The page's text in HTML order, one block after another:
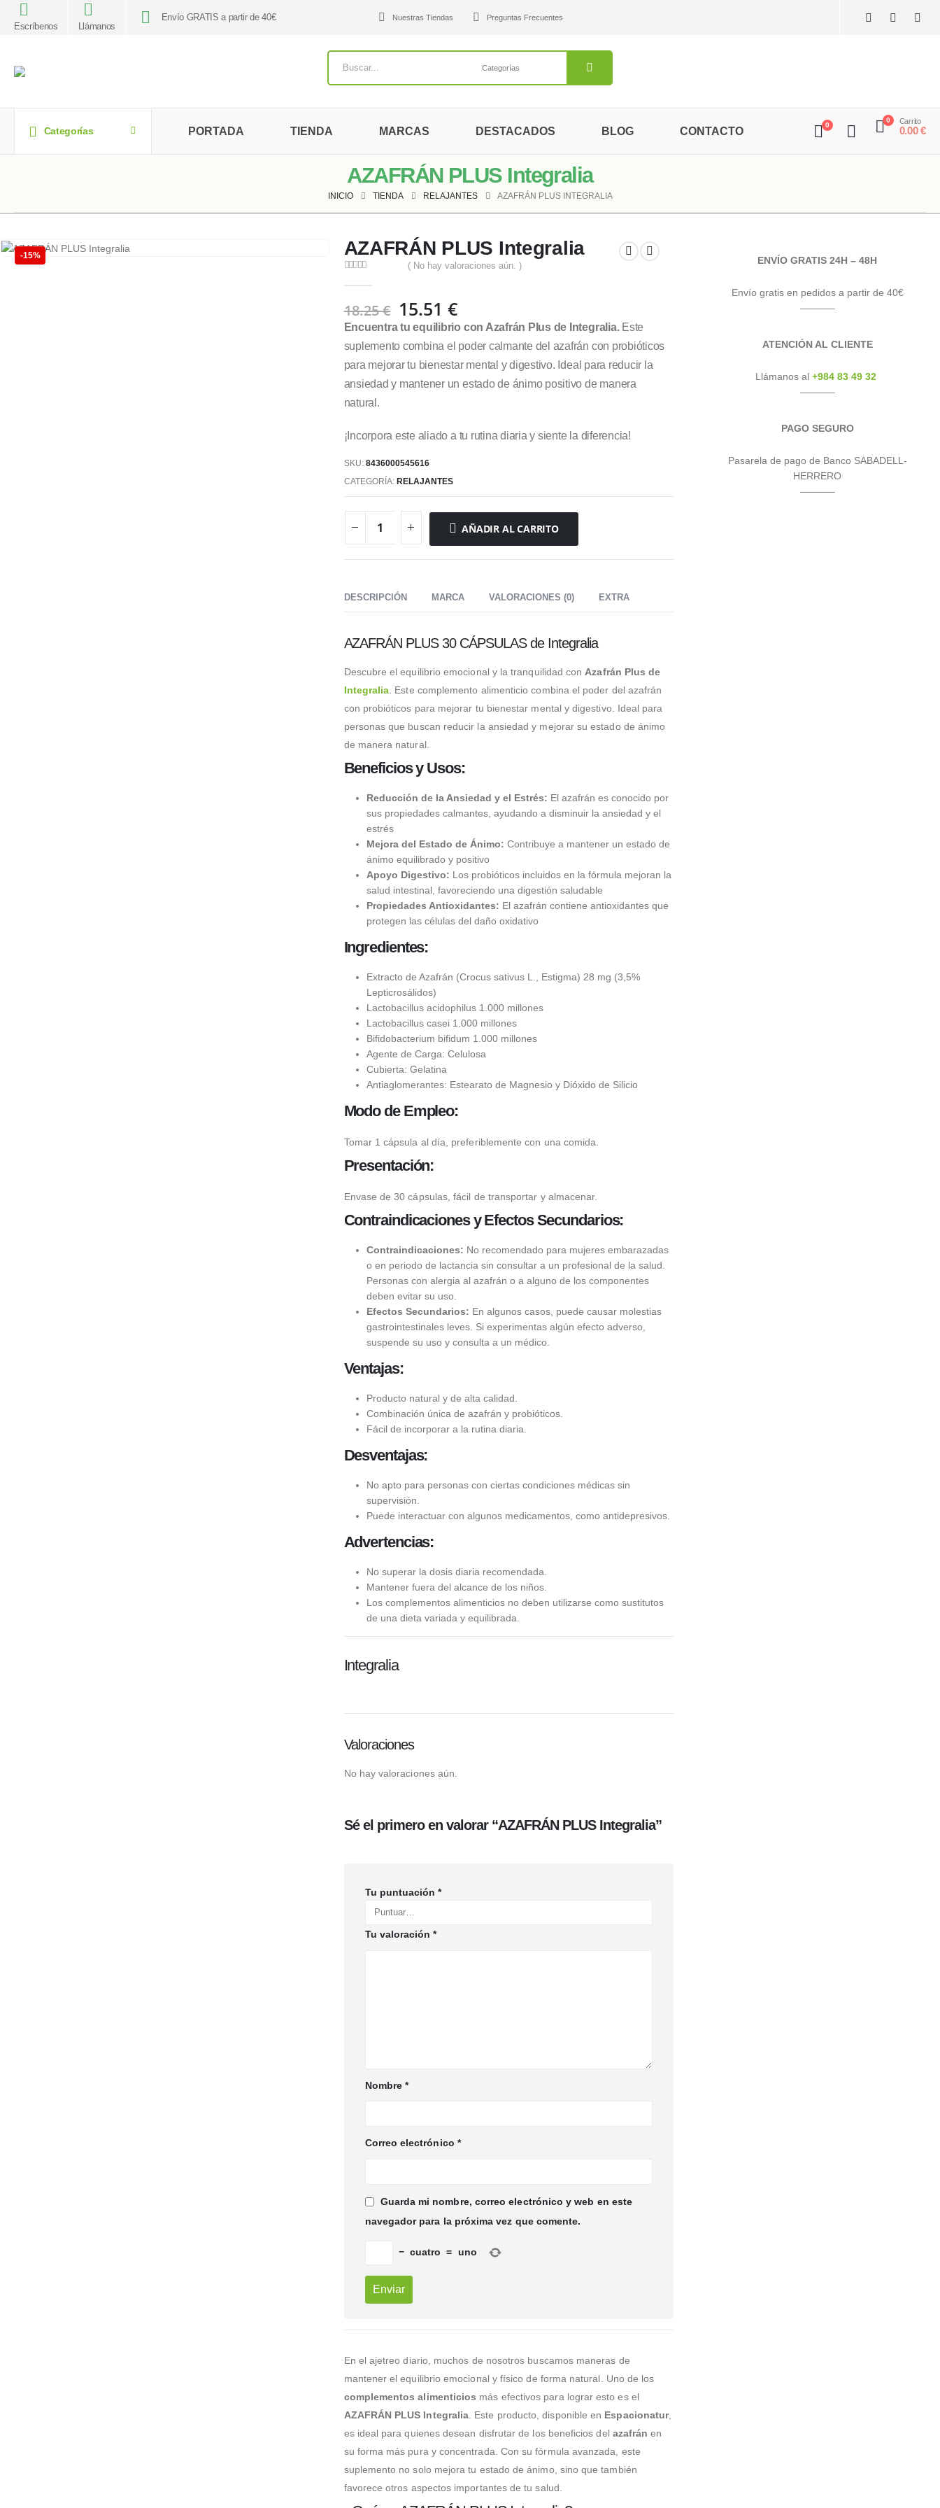
Escríbenos Llámanos
Envío GRATIS a partir de 40€ Nuestras Tiendas Preguntas Frecuentes
Categorías PORTADA TIENDA MARCAS DESTACADOS BLOG CONTACTO
0
0 Carrito
0.00€
AZAFRÁN PLUS Integralia
INICIO TIENDA RELAJANTES AZAFRÁN PLUS INTEGRALIA
-15% AZAFRÁN PLUS Integralia
( No hay valoraciones aún. )
18.25€ El
precio
original
era:
18.25 €.
15.51 €El
precio
actual
es:
15.51 €.
Encuentra tu equilibrio con Azafrán Plus de Integralia.Este
suplemento combina el poder calmante del azafrán con probióticos
para mejorar tu bienestar mental y digestivo. Ideal para reducir la
ansiedad y mantener un estado de ánimo positivo de manera
natural.
¡Incorpora este aliado a tu rutina diaria y siente la diferencia!
SKU: 8436000545616
CATEGORÍA: RELAJANTES
AÑADIR AL CARRITO
DESCRIPCIÓN MARCA VALORACIONES (0) EXTRA
AZAFRÁN PLUS 30 CÁPSULAS de Integralia
Descubre el equilibrio emocional y la tranquilidad con Azafrán Plus de
Integralia . Este complemento alimenticio combina el poder del azafrán
con probióticos para mejorar tu bienestar mental y digestivo. Ideal para
personas que buscan reducir la ansiedad y mejorar su estado de ánimo
de manera natural.
Beneficios y Usos:
Reducción de la Ansiedad y el Estrés: El azafrán es conocido por
sus propiedades calmantes, ayudando a disminuir la ansiedad y el
estrés
Mejora del Estado de Ánimo: Contribuye a mantener un estado de
ánimo equilibrado y positivo
Apoyo Digestivo: Los probióticos incluidos en la fórmula mejoran la
salud intestinal, favoreciendo una digestión saludable
Propiedades Antioxidantes: El azafrán contiene antioxidantes que
protegen las células del daño oxidativo
Ingredientes:
Extracto de Azafrán (Crocus sativus L., Estigma) 28 mg (3,5%
Lepticrosálidos)
Lactobacillus acidophilus 1.000 millones
Lactobacillus casei 1.000 millones
Bifidobacterium bifidum 1.000 millones
Agente de Carga: Celulosa
Cubierta: Gelatina
Antiaglomerantes: Estearato de Magnesio y Dióxido de Silicio
Modo de Empleo:
Tomar 1 cápsula al día, preferiblemente con una comida.
Presentación:
Envase de 30 cápsulas, fácil de transportar y almacenar.
Contraindicaciones y Efectos Secundarios:
Contraindicaciones: No recomendado para mujeres embarazadas
o en periodo de lactancia sin consultar a un profesional de la salud.
Personas con alergia al azafrán o a alguno de los componentes
deben evitar su uso.
Efectos Secundarios: En algunos casos, puede causar molestias
gastrointestinales leves. Si experimentas algún efecto adverso,
suspende su uso y consulta a un médico.
Ventajas:
Producto natural y de alta calidad.
Combinación única de azafrán y probióticos.
Fácil de incorporar a la rutina diaria.
Desventajas:
No apto para personas con ciertas condiciones médicas sin
supervisión.
Puede interactuar con algunos medicamentos, como antidepresivos.
Advertencias:
No superar la dosis diaria recomendada.
Mantener fuera del alcance de los niños.
Los complementos alimenticios no deben utilizarse como sustitutos
de una dieta variada y equilibrada.
Integralia
Valoraciones
No hay valoraciones aún.
Sé el primero en valorar “AZAFRÁN PLUS Integralia”
Tu puntuación *
Tu valoración*
Nombre *
Correo electrónico *
Guarda mi nombre, correo electrónico y web en este
navegador para la próxima vez que comente.
− cuatro = uno
En el ajetreo diario, muchos de nosotros buscamos maneras de
mantener el equilibrio emocional y físico de forma natural. Uno de los
complementos alimenticios más efectivos para lograr esto es el
AZAFRÁN PLUS Integralia . Este producto, disponible en Espacionatur,
es ideal para quienes desean disfrutar de los beneficios del azafrán en
su forma más pura y concentrada. Con su fórmula avanzada, este
suplemento no solo mejora tu estado de ánimo, sino que también
favorece otros aspectos importantes de tu salud.
ENVÍO GRATIS 24H – 48H
Envío gratis en pedidos a partir de 40€
———–
ATENCIÓN AL CLIENTE
Llámanos al +984 83 49 32
———–
PAGO SEGURO
Pasarela de pago de Banco SABADELL-
HERRERO
———–